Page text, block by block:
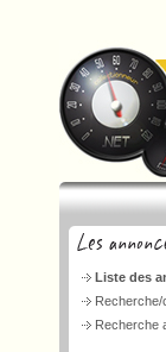
Liste des
Recherche/
Recherche